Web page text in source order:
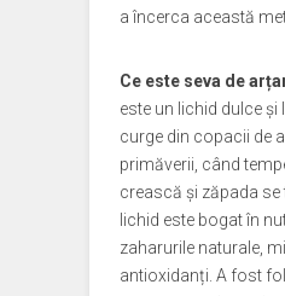
a încerca această
Ce este seva de
este un lichid dulce și
curge din copacii de
primăverii, când
crească și zăpada se
lichid este bogat în
zaharurile naturale,
antioxidanți. A fost